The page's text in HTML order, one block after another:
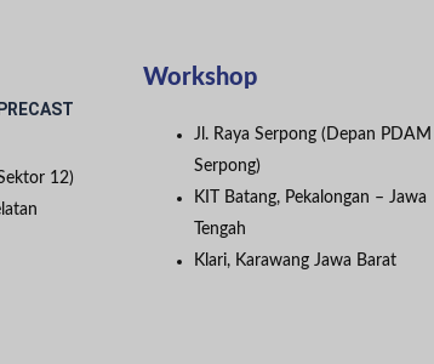
12)
Workshop
Jl. Raya Serpong (Depan PDAM
Serpong)
KIT Batang, Pekalongan – Jawa
Tengah
Klari, Karawang Jawa Barat